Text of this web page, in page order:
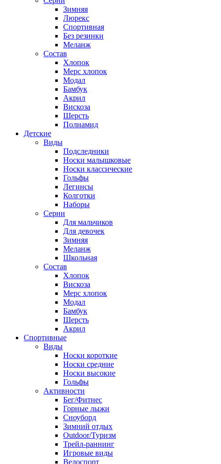
Зимняя
Люрекс
Спортивная
Без резинки
Меланж
Состав
Хлопок
Мерс хлопок
Модал
Бамбук
Акрил
Вискоза
Шерсть
Полиамид
Детские
Виды
Подследники
Носки малышковые
Носки классические
Гольфы
Легинсы
Колготки
Наборы
Серии
Для мальчиков
Для девочек
Зимняя
Меланж
Школьная
Состав
Хлопок
Вискоза
Мерс хлопок
Модал
Бамбук
Шерсть
Акрил
Спортивные
Виды
Носки короткие
Носки средние
Носки высокие
Гольфы
Активности
Бег/Фитнес
Горные лыжи
Сноуборд
Зимний отдых
Outdoor/Туризм
Трейл-раннинг
Игровые виды
Велоспорт